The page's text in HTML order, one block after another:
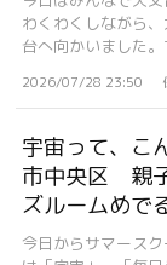
わくわくしながら
台へ向かいました
2026/07/28 23:50
宇宙って、こ
市中央区 親
ズルームめで
今日からサマース